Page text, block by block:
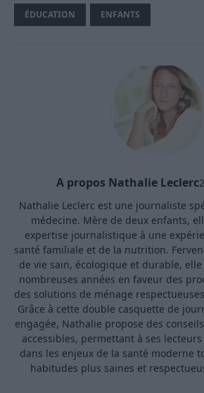
ÉDUCATION ENFANTS
A propos Nathalie Leclerc
Nathalie Leclerc est une journaliste
médecine. Mère de deux enfants,
expertise journalistique à une
santé familiale et de la nutrition.
de vie sain, écologique et durable, elle
nombreuses années en faveur des
des solutions de ménage
Grâce à cette double casquette de
engagée, Nathalie propose des
accessibles, permettant à ses
dans les enjeux de la santé moderne
habitudes plus saines et